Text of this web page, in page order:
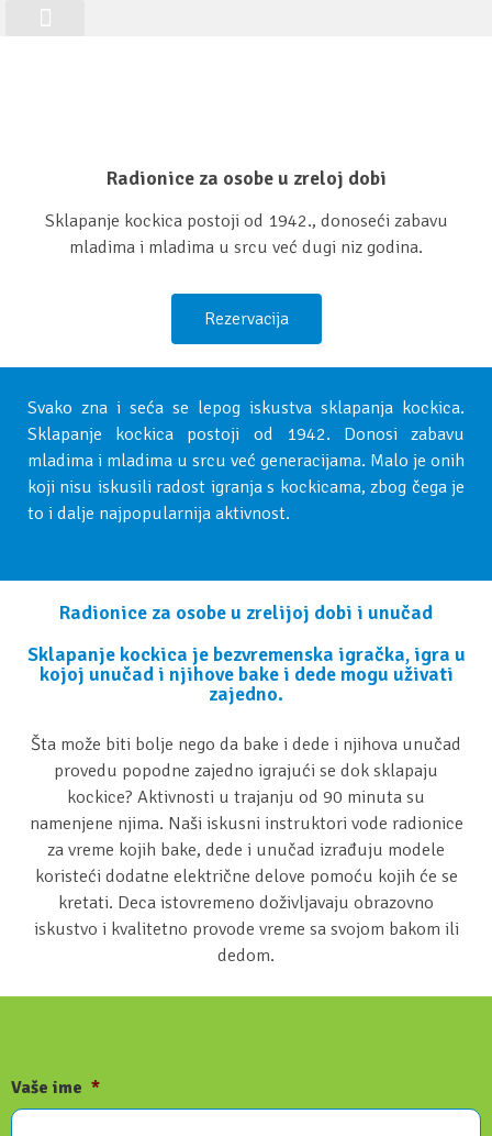
Radionice za osobe u zreloj dobi
Sklapanje kockica postoji od 1942., donoseći zabavu
mladima i mladima u srcu već dugi niz godina.
Rezervacija
Svako zna i seća se lepog iskustva sklapanja kockica.
Sklapanje kockica postoji od 1942. Donosi zabavu
mladima i mladima u srcu već generacijama. Malo je onih
koji nisu iskusili radost igranja s kockicama, zbog čega je
to i dalje najpopularnija aktivnost.
Radionice za osobe u zrelijoj dobi i unučad
Sklapanje kockica je bezvremenska igračka, igra u
kojoj unučad i njihove bake i dede mogu uživati
zajedno.
Šta može biti bolje nego da bake i dede i njihova unučad
provedu popodne zajedno igrajući se dok sklapaju
kockice? Aktivnosti u trajanju od 90 minuta su
namenjene njima. Naši iskusni instruktori vode radionice
za vreme kojih bake, dede i unučad izrađuju modele
koristeći dodatne električne delove pomoću kojih će se
kretati. Deca istovremeno doživljavaju obrazovno
iskustvo i kvalitetno provode vreme sa svojom bakom ili
dedom.
Vaše ime *